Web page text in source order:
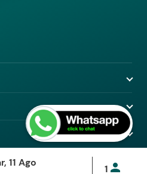
reservados.
11 Ago
1 person